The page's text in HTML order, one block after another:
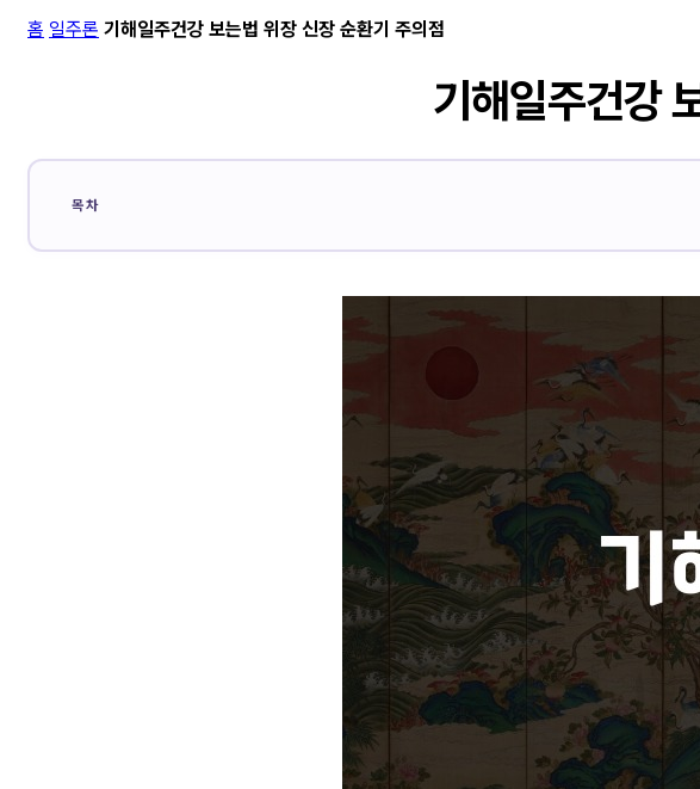
홈 일주론 기해일주건강 보는법 위장 신장 순환기 주의점
기해일주건강
목차